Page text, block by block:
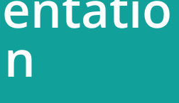
n